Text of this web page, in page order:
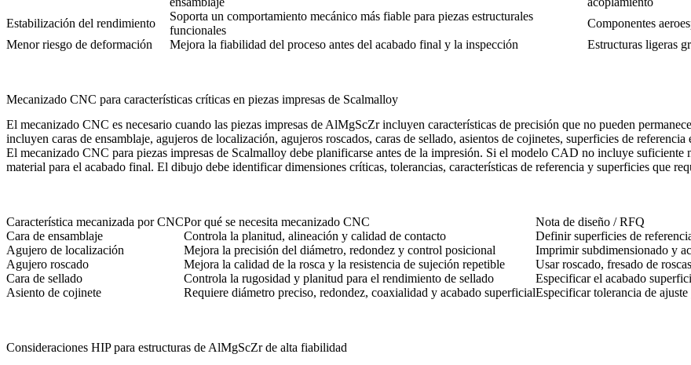
Estabilización del rendimiento
Soporta un comportamiento mecánico más fiable para piezas estructurales
funcionales
Componentes
Menor riesgo de deformación
Mejora la fiabilidad del proceso antes del acabado final y la inspección Estructuras ligeras
Mecanizado CNC para características críticas en piezas impresas de Scalmalloy
El mecanizado CNC es necesario cuando las piezas impresas de AlMgScZr incluyen características de precisión que no pueden
incluyen caras de ensamblaje, agujeros de localización, agujeros roscados, caras de sellado, asientos de cojinetes, superficies de
El mecanizado CNC para piezas impresas de Scalmalloy debe planificarse antes de la impresión. Si el modelo CAD no incluye suficiente
material para el acabado final. El dibujo debe identificar dimensiones críticas, tolerancias, características de referencia y superficies que
Característica mecanizada por CNCPor qué se necesita mecanizado CNC
Nota de diseño / RFQ
Cara de ensamblaje
Controla la planitud, alineación y calidad de contacto
Definir superficies de
Agujero de localización
Mejora la precisión del diámetro, redondez y control posicional
Imprimir subdimensionado y
Agujero roscado
Mejora la calidad de la rosca y la resistencia de sujeción repetible
Usar roscado, fresado de
Cara de sellado
Controla la rugosidad y planitud para el rendimiento de sellado
Especificar el acabado
Asiento de cojinete
Requiere diámetro preciso, redondez, coaxialidad y acabado superficialEspecificar tolerancia de
Consideraciones HIP para estructuras de AlMgScZr de alta fiabilidad